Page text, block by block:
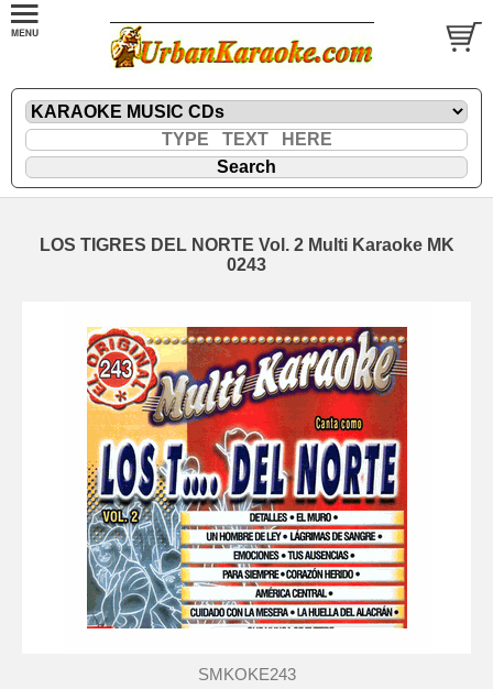
LOS TIGRES DEL NORTE Vol. 2 Multi Karaoke MK
0243
SMKOKE243